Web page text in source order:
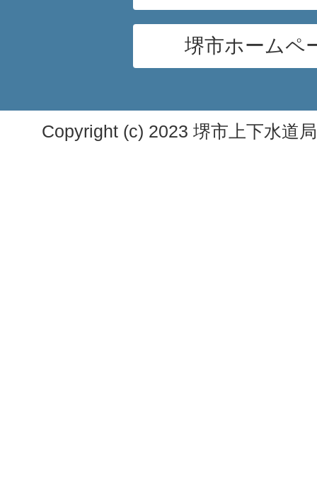
堺市ホームペ
Copyright (c) 2023 堺市上下水道